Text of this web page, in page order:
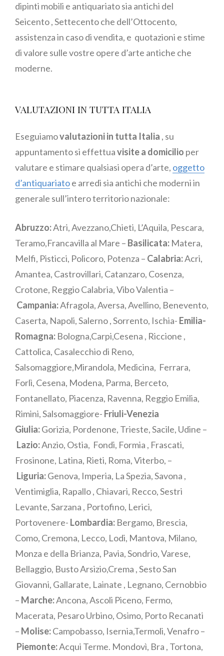
dipinti mobili e antiquariato sia antichi del
Seicento , Settecento che dell’Ottocento,
assistenza in caso di vendita, e quotazioni e stime
di valore sulle vostre opere d’arte antiche che
moderne.
VALUTAZIONI IN TUTTA ITALIA
Eseguiamovalutazioni in tutta Italia , su
appuntamento si effettuavisite a domicilio per
valutare e stimare qualsiasi opera d’arte, oggetto
d’antiquariatoe arredi sia antichi che moderni in
generale sull’intero territorio nazionale:
Abruzzo:Atri, Avezzano,Chieti, L’Aquila, Pescara,
Teramo,Francavilla al Mare – Basilicata: Matera,
Melfi, Pisticci, Policoro, Potenza – Calabria:Acri,
Amantea, Castrovillari, Catanzaro, Cosenza,
Crotone, Reggio Calabria, Vibo Valentia –
Campania:Afragola, Aversa, Avellino, Benevento,
Caserta, Napoli, Salerno , Sorrento, Ischia- Emilia-
Romagna: Bologna,Carpi,Cesena , Riccione ,
Cattolica, Casalecchio di Reno,
Salsomaggiore,Mirandola, Medicina, Ferrara,
Forlì, Cesena, Modena, Parma, Berceto,
Fontanellato, Piacenza, Ravenna, Reggio Emilia,
Rimini, Salsomaggiore- Friuli-Venezia
Giulia:Gorizia, Pordenone, Trieste, Sacile, Udine –
Lazio:Anzio, Ostia, Fondi, Formia , Frascati,
Frosinone, Latina, Rieti, Roma, Viterbo, –
Liguria:Genova, Imperia, La Spezia, Savona ,
Ventimiglia, Rapallo , Chiavari, Recco, Sestri
Levante, Sarzana , Portofino, Lerici,
Portovenere- Lombardia: Bergamo, Brescia,
Como, Cremona, Lecco, Lodi, Mantova, Milano,
Monza e della Brianza, Pavia, Sondrio, Varese,
Bellaggio, Busto Arsizio,Crema , Sesto San
Giovanni, Gallarate, Lainate , Legnano, Cernobbio
– Marche:Ancona, Ascoli Piceno, Fermo,
Macerata, Pesaro Urbino, Osimo, Porto Recanati
– Molise:Campobasso, Isernia,Termoli, Venafro –
Piemonte:Acqui Terme. Mondovì, Bra , Tortona,